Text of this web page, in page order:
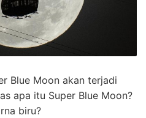
Blue Moon akan terjadi
apa itu Super Blue Moon?
biru?